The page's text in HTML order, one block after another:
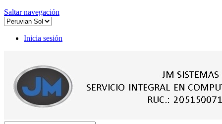
Saltar navegación
Inicia sesión